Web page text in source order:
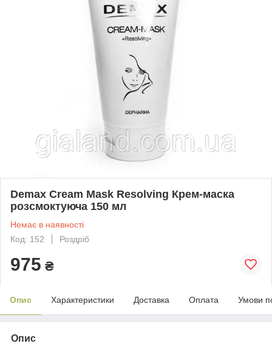
Demax Cream Mask Resolving Крем-маска
розсмоктуюча 150 мл
Немає в наявності
Код: 152
Роздріб
975 ₴
Опис Характеристики Доставка Оплата Умови
Опис